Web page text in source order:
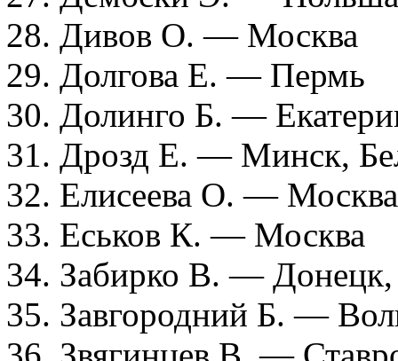
28. Дивов О. — Москва
29. Долгова Е. — Пермь
30. Долинго Б. —
31. Дрозд Е. — Минск,
32. Елисеева О. — Москва
33. Еськов К. — Москва
34. Забирко В. — Донецк,
35. Завгородний Б. —